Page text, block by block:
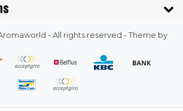
- All rights reserved - Theme by